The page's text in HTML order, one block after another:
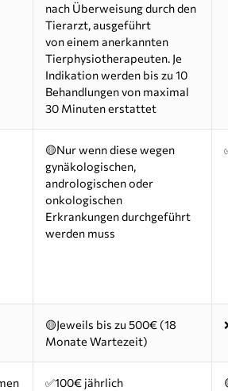
nach Überweisung durch den
Tierarzt, ausgeführt
von einem anerkannten
Tierphysiotherapeuten. Je
Indikation werden bis zu 10
Behandlungen von maximal
30 Minuten erstattet
🟡Nur wenn diese wegen
gynäkologischen,
andrologischen oder
onkologischen
Erkrankungen durchgeführt
werden muss
🟡Jeweils bis zu 500€ (18
Monate Wartezeit)
✅100€ jährlich